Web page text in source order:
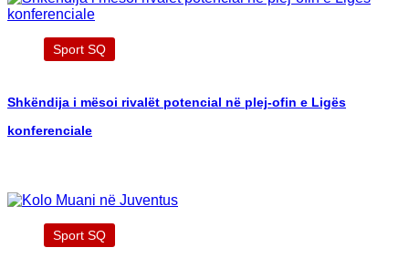
Sport SQ
Shkëndija i mësoi rivalët potencial në plej-ofin e Ligës
konferenciale
Sport SQ